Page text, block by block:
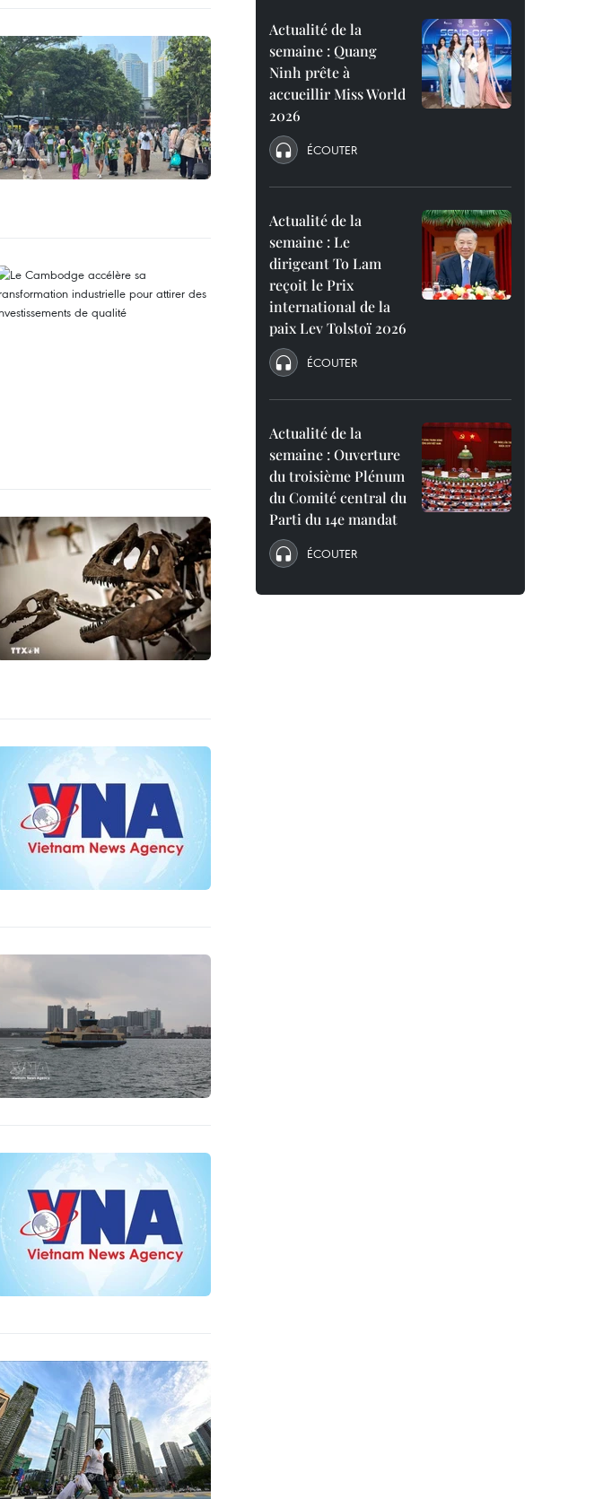
Actualité de la
semaine : Quang
Ninh prête à
accueillir Miss World
2026
ÉCOUTER
Actualité de la
semaine : Le
dirigeant To Lam
reçoit le Prix
international de la
paix Lev Tolstoï 2026
ÉCOUTER
Actualité de la
semaine : Ouverture
du troisième Plénum
du Comité central du
Parti du 14e mandat
ÉCOUTER